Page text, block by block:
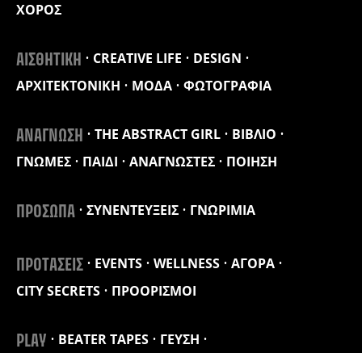
ΧΟΡΟΣ
ΑΙΣΘΗΤΙΚΗ CREATIVE LIFE
DESIGN
ΑΡΧΙΤΕΚΤΟΝΙΚΗ
ΜΟΔΑ ΦΩΤΟΓΡΑΦΙΑ
ΑΝΑΓΝΩΣΗ THE ABSTRACT GIRL
ΒΙΒΛΙΟ
ΓΝΩΜΕΣ
ΠΑΙΔΙ ΑΝΑΓΝΩΣΤΕΣ ΠΟΙΗΣΗ
ΠΡΟΣΩΠΑ ΣΥΝΕΝΤΕΥΞΕΙΣ ΓΝΩΡΙΜΙΑ
ΠΡΟΤΑΣΕΙΣ EVENTS WELLNESS
ΑΓΟΡΑ
CITY SECRETS
ΠΡΟΟΡΙΣΜΟΙ
PLAY BEATER TAPES
ΓΕΥΣΗ